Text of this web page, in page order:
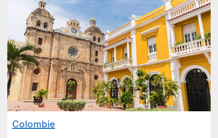
Colombie